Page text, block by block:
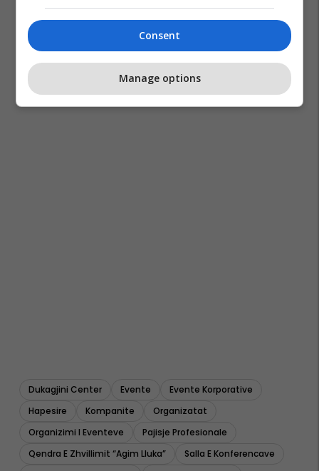
Dukagjini Center Evente
Evente Korporative
Hapesire
Kompanite
Organizatat
Organizimi I Eventeve
Pajisje Profesionale
Qendra E Zhvillimit “agim Lluka”
Salla E Konferencave
Consent
Manage options